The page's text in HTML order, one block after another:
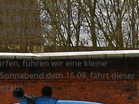
laufen auf Hochtouren
der Schiene jeweils von 10 bis 17
zurückgekehrte Lok 50 3616 wird
führen wir eine kleine
dem 16.09. fährt dieser
ab.